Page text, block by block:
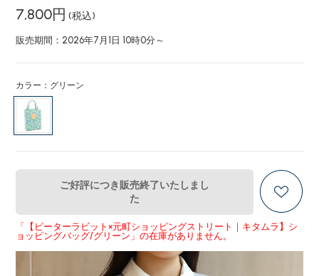
7,800円 (税込)
販売期間：2026年7月1日 10時0分～
カラー：グリーン
ご好評につき販売終了いたしまし
た
「【ピーターラビット×元町ショッピングストリート｜キタムラ】シ
ョッピングバッグ/グリーン」の在庫がありません。